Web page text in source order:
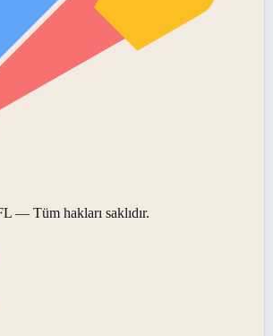
— Tüm hakları saklıdır.